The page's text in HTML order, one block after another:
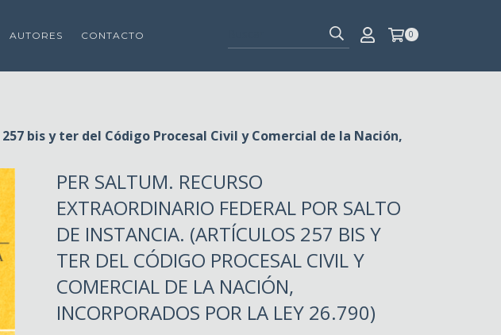
AUTORES CONTACTO 0
bis y ter del Código Procesal Civil y Comercial de la Nación,
PER SALTUM. RECURSO
EXTRAORDINARIO FEDERAL POR SALTO
DE INSTANCIA. (ARTÍCULOS 257 BIS Y
TER DEL CÓDIGO PROCESAL CIVIL Y
COMERCIAL DE LA NACIÓN,
INCORPORADOS POR LA LEY 26.790)